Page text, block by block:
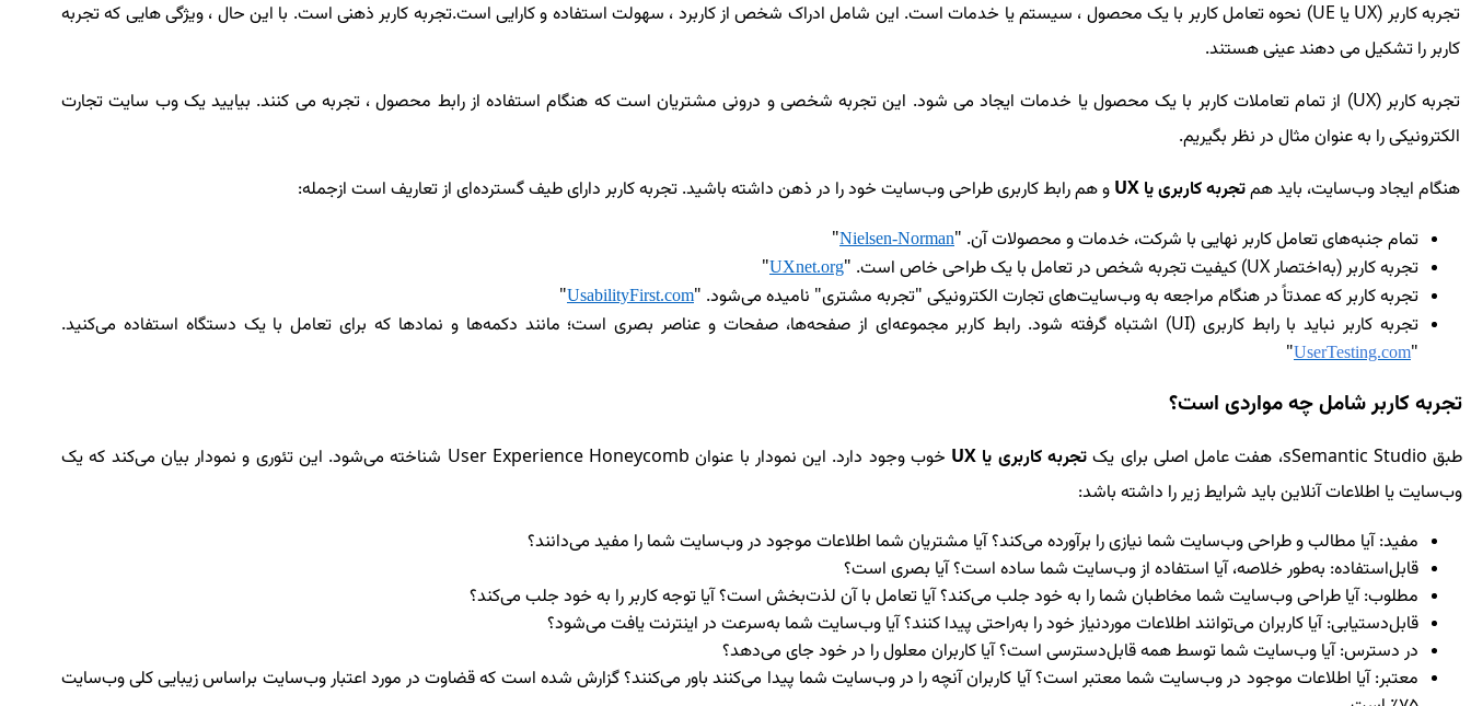
تجربه کاربر (UX یا UE) نحوه تعامل کاربر با یک محصول ، سیستم یا خدمات است. این شامل ادراک شخص از کاربرد ، سهولت استفاده و کارایی است.تجربه کاربر ذهنی است. با این حال ، ویژگی هایی که تجربه
کاربر را تشکیل می دهند عینی هستند.
تجربه کاربر (UX) از تمام تعاملات کاربر با یک محصول یا خدمات ایجاد می شود. این تجربه شخصی و درونی مشتریان است که هنگام استفاده از رابط محصول ، تجربه می کنند. بیایید یک وب سایت تجارت
الکترونیکی را به عنوان مثال در نظر بگیریم.
هنگام ایجاد وب‌سایت، باید همتجربه کاربری یا UX و هم رابط کاربری طراحی وب‌سایت خود را در ذهن داشته باشید. تجربه کاربر دارای طیف گسترده‌ای از تعاریف است ازجمله:
تمام جنبه‌های تعامل کاربر نهایی با شرکت، خدمات و محصولات آن. "Nielsen-Norman
"
تجربه کاربر (به‌اختصارUX) کیفیت تجربه شخص در تعامل با یک طراحی خاص است. "UXnet.org
"
تجربه کاربر که عمدتاً در هنگام مراجعه به وب‌سایت‌های تجارت الکترونیکی "تجربه مشتری" نامیده می‌شود. "UsabilityFirst.com
"
تجربه کاربر نباید با رابط کاربری (UI) اشتباه گرفته شود. رابط کاربر مجموعه‌ای از صفحه‌ها، صفحات و عناصر بصری است؛ مانند دکمه‌ها و نمادها که برای تعامل با یک دستگاه استفاده می‌کنید.
"
UserTesting.com
"
تجربه کاربر شامل چه مواردی است؟
طبق Semantic Studio
s، هفت عامل اصلی برای یکتجربه کاربری یا UX خوب وجود دارد. این نمودار با عنوان User Experience Honeycomb شناخته می‌شود. این تئوری و نمودار بیان می‌کند که یک
وب‌سایت یا اطلاعات آنلاین باید شرایط زیر را داشته باشد:
مفید: آیا مطالب و طراحی وب‌سایت شما نیازی را برآورده می‌کند؟ آیا مشتریان شما اطلاعات موجود در وب‌سایت شما را مفید می‌دانند؟
قابل‌استفاده: به‌طور خلاصه، آیا استفاده از وب‌سایت شما ساده است؟ آیا بصری است؟
مطلوب: آیا طراحی وب‌سایت شما مخاطبان شما را به خود جلب می‌کند؟ آیا تعامل با آن لذت‌بخش است؟ آیا توجه کاربر را به خود جلب می‌کند؟
قابل‌دستیابی: آیا کاربران می‌توانند اطلاعات موردنیاز خود را به‌راحتی پیدا کنند؟ آیا وب‌سایت شما به‌سرعت در اینترنت یافت می‌شود؟
در دسترس: آیا وب‌سایت شما توسط همه قابل‌دسترسی است؟ آیا کاربران معلول را در خود جای می‌دهد؟
معتبر: آیا اطلاعات موجود در وب‌سایت شما معتبر است؟ آیا کاربران آنچه را در وب‌سایت شما پیدا می‌کنند باور می‌کنند؟ گزارش‌ شده است که قضاوت در مورد اعتبار وب‌سایت براساس زیبایی کلی وب‌سایت